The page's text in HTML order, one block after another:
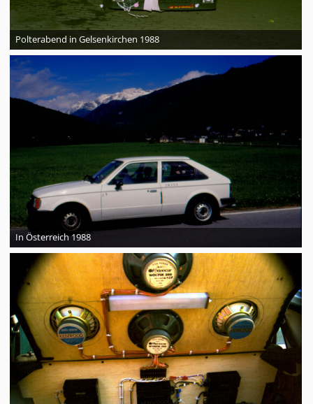
Polterabend in Gelsenkirchen 1988
In Österreich 1988